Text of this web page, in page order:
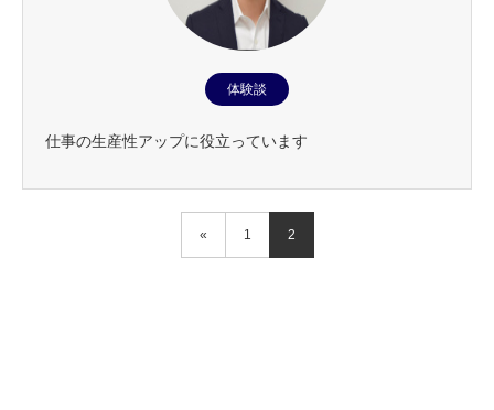
体験談
仕事の生産性アップに役立っています
« 1 2